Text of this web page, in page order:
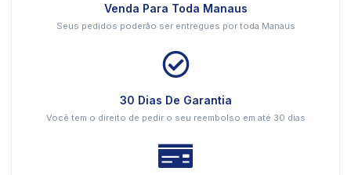
Venda Para Toda Manaus
Seus pedidos poderão ser entregues por toda Manaus
30 Dias De Garantia
Você tem o direito de pedir o seu reembolso em até 30 dias